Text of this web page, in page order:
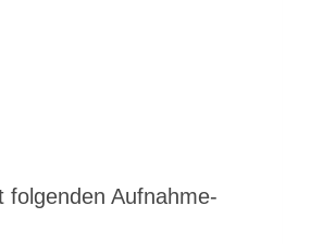
fol­gen­den Auf­nah­me­